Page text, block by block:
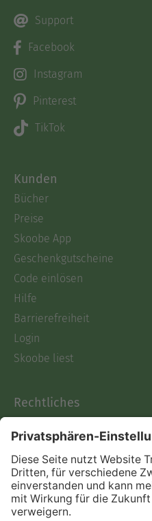
Support
Facebook
Instagram
Pinterest
TikTok
Kunden
Bücher
Preise
Skoobe App
Geschenkgutscheine
Code einlösen
Hilfe
Barrierefreiheit
Login
Skoobe liest
Rechtliches
AGB
Informationen nach Data
Act
Verträge hier kündigen